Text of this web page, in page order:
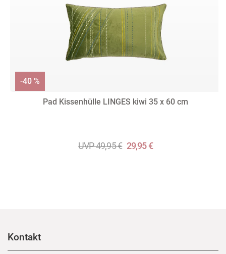
Pad Kissenhülle LINGES kiwi 35 x 60 cm
UVP 49,95 € 29,95 €
-40 %
Kontakt